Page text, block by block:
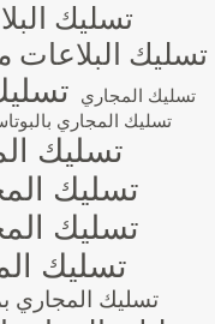
تسليك
تسليك البلاعات
تسليك المجاري
تسليك المجاري
تسليك
تسليك
تسليك
تسليك
تسليك المجاري